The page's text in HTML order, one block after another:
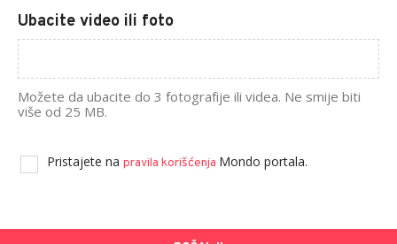
Ubacite video ili foto
Možete da ubacite do 3 fotografije ili videa. Ne smije biti
više od 25 MB.
Pristajete na pravila korišćenja Mondo portala.